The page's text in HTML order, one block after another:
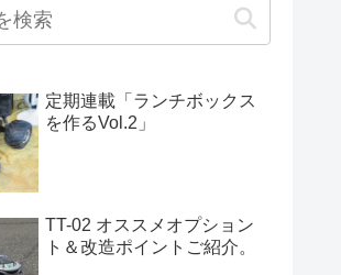
定期連載「ランチボックス
を作るVol.2」
TT-02 オススメオプション
ト＆改造ポイントご紹介。